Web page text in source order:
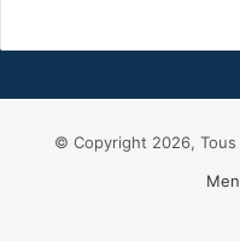
© Copyright 2026,